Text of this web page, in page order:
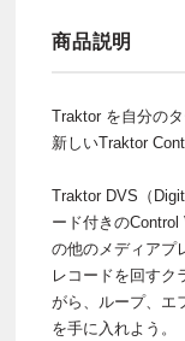
商品説明
Traktor を自分のタ
新しいTraktor
Traktor DVS（
ード付きの
の他のメディアプ
レコードを回すク
がら、ループ、エ
を手に入れよう。